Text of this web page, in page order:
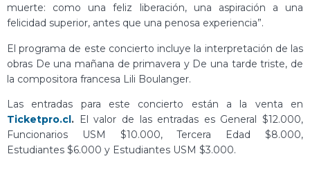
muerte: como una feliz liberación, una aspiración a una
felicidad superior, antes que una penosa experiencia”.
El programa de este concierto incluye la interpretación de las
obras De una mañana de primavera y De una tarde triste, de
la compositora francesa Lili Boulanger.
Las entradas para este concierto están a la venta en
Ticketpro.cl. El valor de las entradas es General $12.000,
Funcionarios USM $10.000, Tercera Edad $8.000,
Estudiantes $6.000 y Estudiantes USM $3.000.